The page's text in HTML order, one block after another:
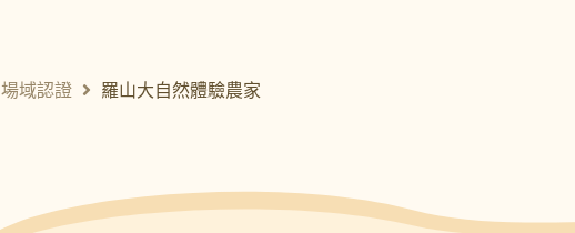
場域認證 羅山大自然體驗農家